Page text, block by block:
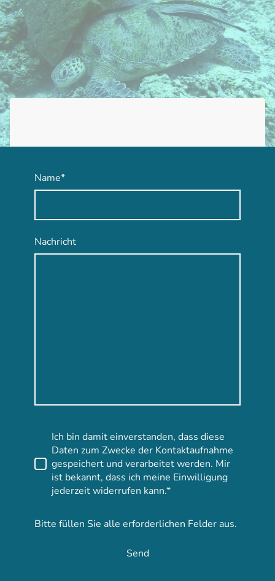
Name*
Nachricht
Ich bin damit einverstanden, dass diese
Daten zum Zwecke der Kontaktaufnahme
gespeichert und verarbeitet werden. Mir
ist bekannt, dass ich meine Einwilligung
jederzeit widerrufen kann.*
Bitte füllen Sie alle erforderlichen Felder aus.
Send